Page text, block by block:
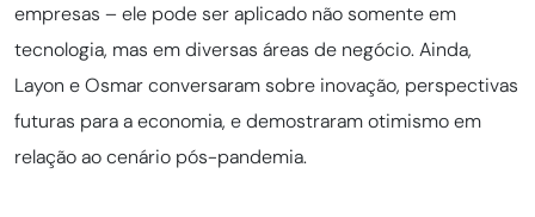
empresas – ele pode ser aplicado não somente em
tecnologia, mas em diversas áreas de negócio. Ainda,
Layon e Osmar conversaram sobre inovação, perspectivas
futuras para a economia, e demostraram otimismo em
relação ao cenário pós-pandemia.